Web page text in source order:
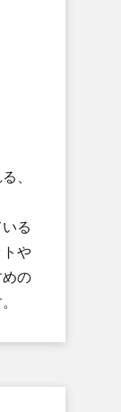
、​
る​
や​
の​